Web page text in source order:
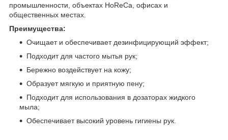
промышленности, объектах HoReCa, офисах и
общественных местах.
Преимущества:
Очищает и обеспечивает дезинфицирующий эффект;
Подходит для частого мытья рук;
Бережно воздействует на кожу;
Образует мягкую и приятную пену;
Подходит для использования в дозаторах жидкого
мыла;
Обеспечивает высокий уровень гигиены рук.